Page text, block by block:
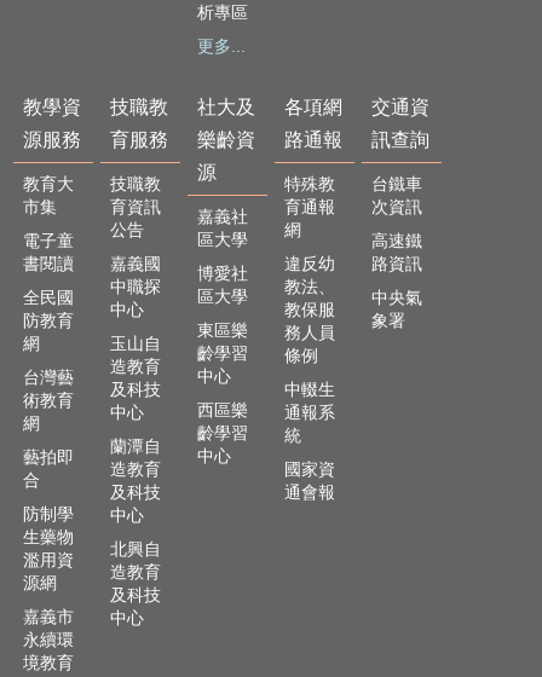
析專區
更多...
教學資
源服務
教育大
市集
電子童
書閱讀
全民國
防教育
網
台灣藝
術教育
網
藝拍即
合
防制學
生藥物
濫用資
源網
嘉義市
永續環
境教育
技職教
育服務
技職教
育資訊
公告
嘉義國
中職探
中心
玉山自
造教育
及科技
中心
蘭潭自
造教育
及科技
中心
北興自
造教育
及科技
中心
社大及
樂齡資
源
嘉義社
區大學
博愛社
區大學
東區樂
齡學習
中心
西區樂
齡學習
中心
各項網
路通報
特殊教
育通報
網
違反幼
教法、
教保服
務人員
條例
中輟生
通報系
統
國家資
通會報
交通資
訊查詢
台鐵車
次資訊
高速鐵
路資訊
中央氣
象署